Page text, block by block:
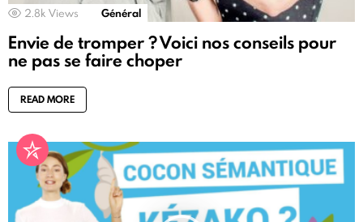
2.8k Views Général
Envie de tromper ? Voici nos conseils pour
ne pas se faire choper
READ MORE